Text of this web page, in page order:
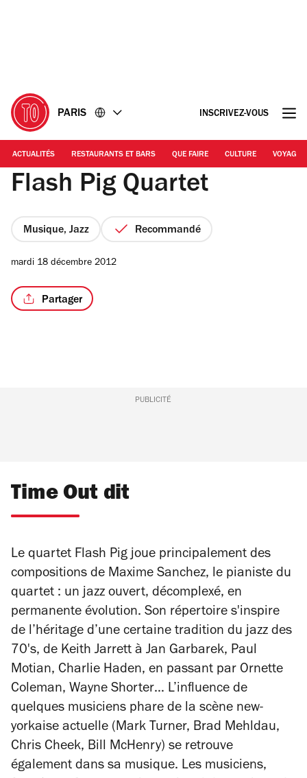
PARIS INSCRIVEZ-VOUS
ACTUALITÉS RESTAURANTS ET BARS QUE FAIRE CULTURE VOYAGE
Flash Pig Quartet
Musique, Jazz Recommandé
mardi 18 décembre 2012
Partager
PUBLICITÉ
Time Out dit
Le quartet Flash Pig joue principalement des
compositions de Maxime Sanchez, le pianiste du
quartet : un jazz ouvert, décomplexé, en
permanente évolution. Son répertoire s'inspire
de l’héritage d’une certaine tradition du jazz des
70's, de Keith Jarrett à Jan Garbarek, Paul
Motian, Charlie Haden, en passant par Ornette
Coleman, Wayne Shorter… L’influence de
quelques musiciens phare de la scène new-
yorkaise actuelle (Mark Turner, Brad Mehldau,
Chris Cheek, Bill McHenry) se retrouve
également dans sa musique. Les musiciens,